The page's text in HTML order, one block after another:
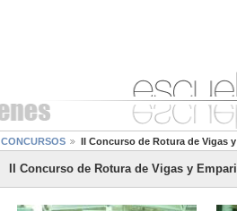
CONCURSOS II Concurso de Rotura de Vigas
II Concurso de Rotura de Vigas y